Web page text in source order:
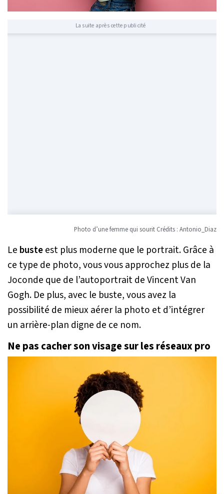
La suite après cette publicité
Photo d’une femme qui sourit Crédits : Antonio_Diaz
Le busteest plus moderne que le portrait. Grâce à
ce type de photo, vous vous approchez plus de la
Joconde que de l’autoportrait de Vincent Van
Gogh. De plus, avec le buste, vous avez la
possibilité de mieux aérer la photo et d’intégrer
un arrière-plan digne de ce nom.
Ne pas cacher son visage sur les réseaux pro